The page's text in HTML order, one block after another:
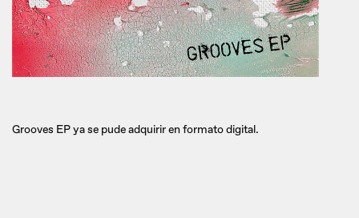
Grooves EP ya se pude adquirir en formato digital.